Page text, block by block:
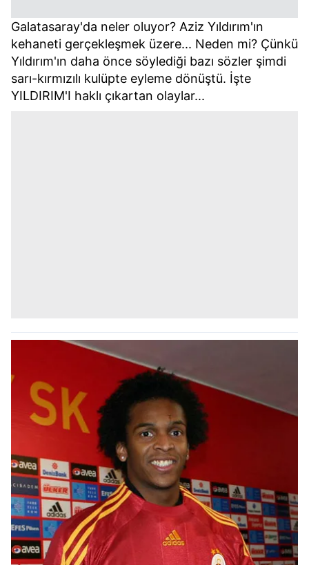
Galatasaray'da neler oluyor? Aziz Yıldırım'ın
kehaneti gerçekleşmek üzere... Neden mi? Çünkü
Yıldırım'ın daha önce söylediği bazı sözler şimdi
sarı-kırmızılı kulüpte eyleme dönüştü. İşte
YILDIRIM'I haklı çıkartan olaylar...